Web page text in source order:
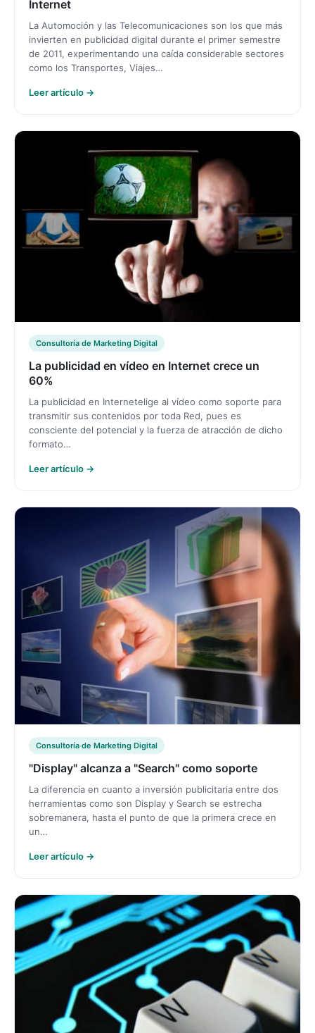
Internet
La Automoción y las Telecomunicaciones son los que más
invierten en publicidad digital durante el primer semestre
de 2011, experimentando una caída considerable sectores
como los Transportes, Viajes…
Leer artículo →
Consultoría de Marketing Digital
La publicidad en vídeo en Internet crece un
60%
La publicidad en Internetelige al vídeo como soporte para
transmitir sus contenidos por toda Red, pues es
consciente del potencial y la fuerza de atracción de dicho
formato…
Leer artículo →
Consultoría de Marketing Digital
"Display" alcanza a "Search" como soporte
La diferencia en cuanto a inversión publicitaria entre dos
herramientas como son Display y Search se estrecha
sobremanera, hasta el punto de que la primera crece en
un…
Leer artículo →